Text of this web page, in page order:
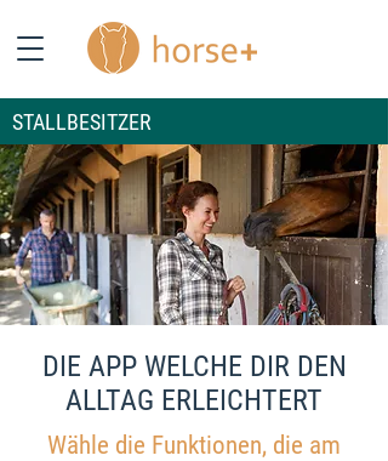
STALLBESITZER
DIE APP WELCHE DIR DEN
ALLTAG ERLEICHTERT
Wähle die Funktionen, die am